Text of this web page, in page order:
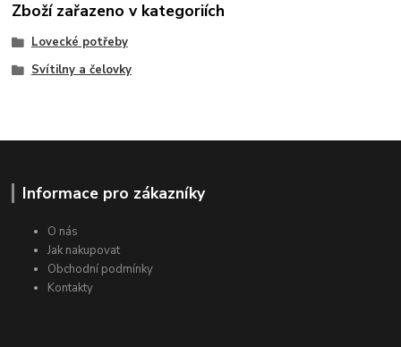
Zboží zařazeno v kategoriích
Lovecké potřeby
Svítilny a čelovky
Informace pro zákazníky
O nás
Jak nakupovat
Obchodní podmínky
Kontakty